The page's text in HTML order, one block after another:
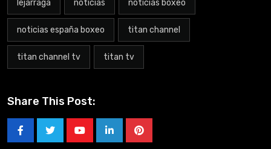
lejarraga noticias noticias boxeo
noticias españa boxeo titan channel
titan channel tv titan tv
Share This Post: